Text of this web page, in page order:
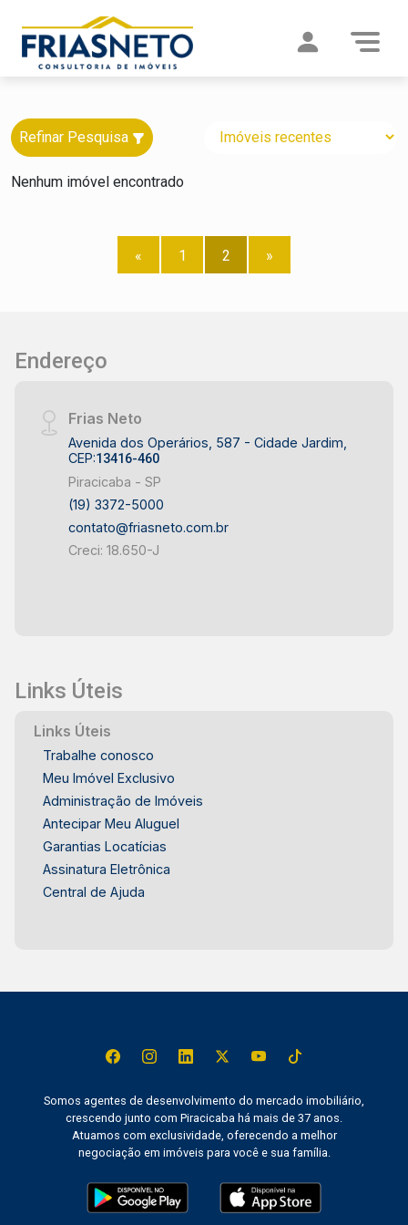
Refinar Pesquisa
Nenhum imóvel encontrado
« 1 2 »
Endereço
Frias Neto
Avenida dos Operários, 587 - Cidade Jardim,
CEP:13416-460
Piracicaba - SP
(19) 3372-5000
contato@friasneto.com.br
Creci: 18.650-J
Links Úteis
Links Úteis
Trabalhe conosco
Meu Imóvel Exclusivo
Administração de Imóveis
Antecipar Meu Aluguel
Garantias Locatícias
Assinatura Eletrônica
Central de Ajuda
Somos agentes de desenvolvimento do mercado imobiliário,
crescendo junto com Piracicaba há mais de 37 anos.
Atuamos com exclusividade, oferecendo a melhor
negociação em imóveis para você e sua família.